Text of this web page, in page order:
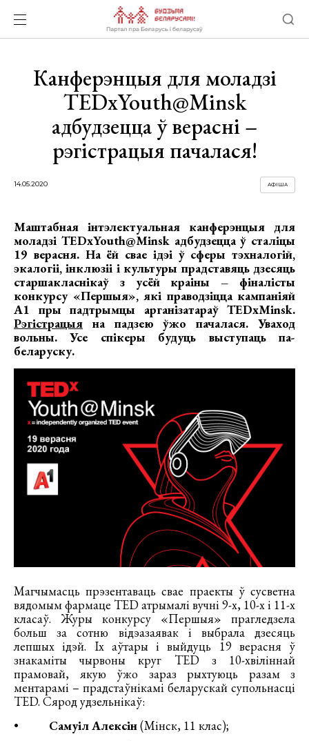
Канферэнцыя для моладзі
TEDxYouth@Minsk
адбудзецца ў верасні –
рэгістрацыя пачалася!
14.05.2020 АФІША
Маштабная інтэлектуальная канферэнцыя для
моладзі TEDxYouth@Minskадбудзецца ў сталіцы
19 верасня. На ёй свае ідэі ў сферы тэхналогій,
экалогіі, інклюзіі і культуры прадставяць дзесяць
старшакласнікаў з усёй краіны – фіналісты
конкурсу «Першыя», які праводзіцца кампаніяй
А1 пры падтрымцы арганізатараў TEDxMinsk.
Рэгістрацыя на падзею ўжо пачалася. Уваход
вольны. Усе спікеры будуць выступаць па-
беларуску.
Магчымасць прэзентаваць свае праекты ў сусветна
вядомым фармаце TED атрымалі вучні 9-х, 10-х і 11-х
класаў. Журы конкурсу «Першыя» прагледзела
больш за сотню відэазаявак і выбрала дзесяць
лепшых ідэй. Іх аўтары і выйдуць 19 верасня ў
знакаміты чырвоны круг TED з 10-хвіліннай
прамовай, якую ўжо зараз рыхтуюць разам з
ментарамі – прадстаўнікамі беларускай супольнасці
TED. Сярод удзельнікаў:
• Самуіл Алексін(Мінск, 11 клас);